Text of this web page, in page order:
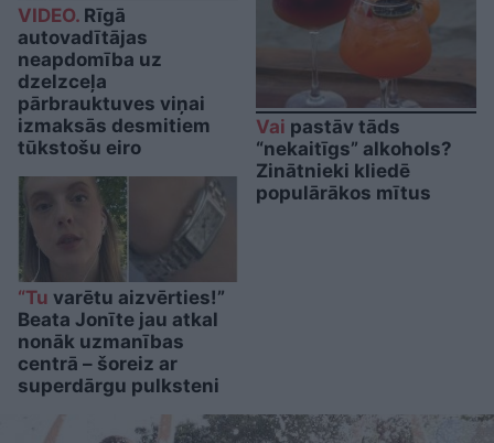
VIDEO. Rīgā
autovadītājas
neapdomība uz
dzelzceļa
pārbrauktuves viņai
izmaksās desmitiem
tūkstošu eiro
“Tu varētu aizvērties!”
Beata Jonīte jau atkal
nonāk uzmanības
centrā – šoreiz ar
superdārgu pulksteni
Vai pastāv tāds
“nekaitīgs” alkohols?
Zinātnieki kliedē
populārākos mītus